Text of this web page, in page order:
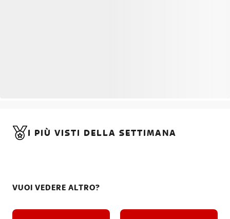
I PIÙ VISTI DELLA SETTIMANA
VUOI VEDERE ALTRO?